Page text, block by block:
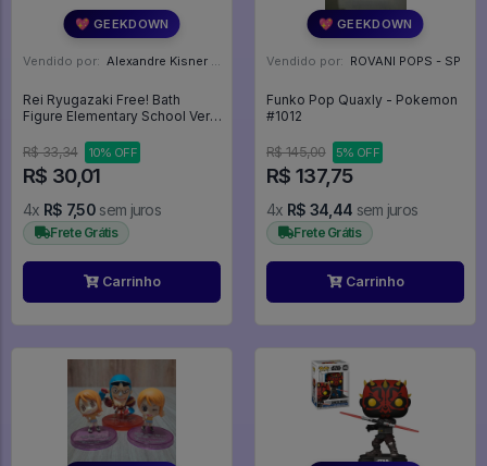
💖 GEEKDOWN
Vendido por: Alexandre Kisner - PR
Rei Ryugazaki Free! Bath
Figure Elementary School Ver.
R$ 33,34
10% OFF
R$ 30,01
4x R$ 7,50 sem juros
Frete Grátis
Carrinho
💖 GEEKDOWN
Vendido por: ROVANI POPS - SP
Funko Pop Quaxly - Pokemon
#1012
R$ 145,00 5% OFF
R$ 137,75
4x R$ 34,44 sem juros
Frete Grátis
Carrinho